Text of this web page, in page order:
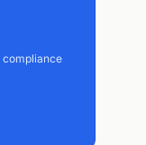
compliance